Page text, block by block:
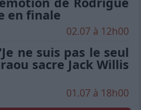
en finale
02.07 à 12h00
ne suis pas le seul
sacre Jack Willis
01.07 à 18h00